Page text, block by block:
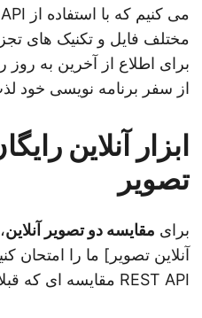
مختلف فایل و تکنیک های
برای اطلاع از آخرین به روز
از سفر برنامه نویسی خود
ابزار آنلاین
تصویر
برایمقایسه دو تصویر آنلاین،
آنلاین تصویر] ما را امتحان
REST API مقایسه ای که قبلا ذکر شد توسعه یافته است.